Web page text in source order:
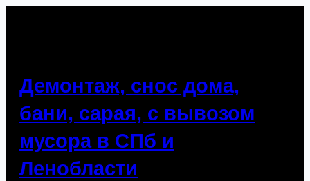
Демонтаж, снос дома,
бани, сарая, с вывозом
мусора в СПб и
Ленобласти